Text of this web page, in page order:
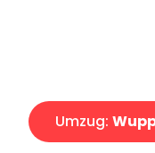
Umzug: